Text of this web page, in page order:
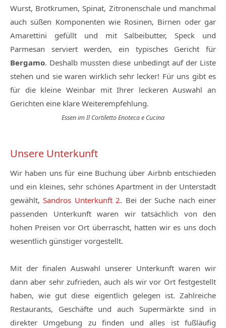
Wurst, Brotkrumen, Spinat, Zitronenschale und manchmal
auch süßen Komponenten wie Rosinen, Birnen oder gar
Amarettini gefüllt und mit Salbeibutter, Speck und
Parmesan serviert werden, ein typisches Gericht für
Bergamo. Deshalb mussten diese unbedingt auf der Liste
stehen und sie waren wirklich sehr lecker! Für uns gibt es
für die kleine Weinbar mit Ihrer leckeren Auswahl an
Gerichten eine klare Weiterempfehlung.
Essen im Il Cortiletto Enoteca e Cucina
Unsere Unterkunft
Wir haben uns für eine Buchung über Airbnb entschieden
und ein kleines, sehr schönes Apartment in der Unterstadt
gewählt,Sandros Unterkunft 2. Bei der Suche nach einer
passenden Unterkunft waren wir tatsächlich von den
hohen Preisen vor Ort überrascht, hatten wir es uns doch
wesentlich günstiger vorgestellt.
Mit der finalen Auswahl unserer Unterkunft waren wir
dann aber sehr zufrieden, auch als wir vor Ort festgestellt
haben, wie gut diese eigentlich gelegen ist. Zahlreiche
Restaurants, Geschäfte und auch Supermärkte sind in
direkter Umgebung zu finden und alles ist fußläufig